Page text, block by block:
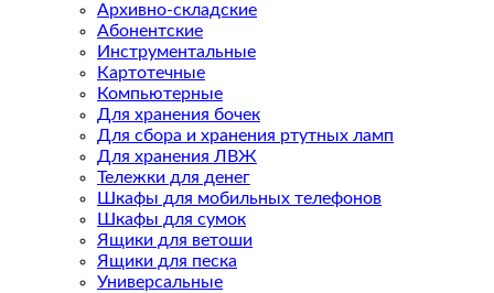
Архивно-складские
Абонентские
Инструментальные
Картотечные
Компьютерные
Для хранения бочек
Для сбора и хранения ртутных ламп
Для хранения ЛВЖ
Тележки для денег
Шкафы для мобильных телефонов
Шкафы для сумок
Ящики для ветоши
Ящики для песка
Универсальные